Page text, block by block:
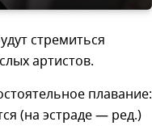
стремиться
артистов.
плавание:
(на эстраде — ред.)